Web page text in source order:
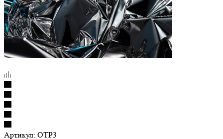
Артикул: ОТР3